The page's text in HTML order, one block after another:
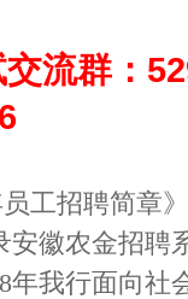
流群：
工招聘简章
徽农金招聘
年我行面向社